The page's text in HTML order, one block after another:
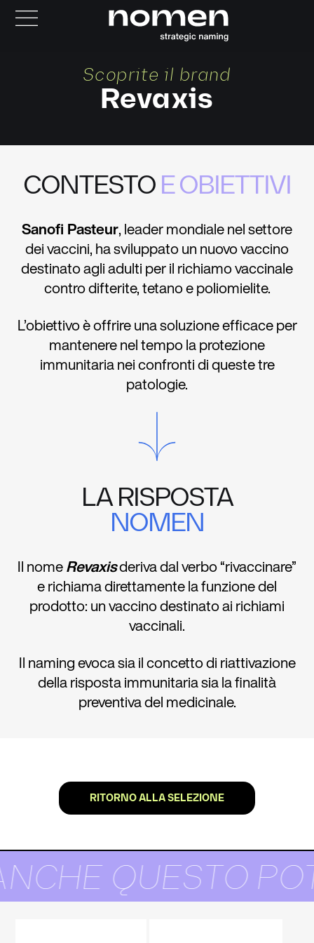
Scoprite il brand
Revaxis
CONTESTO E OBIETTIVI
Sanofi Pasteur, leader mondiale nel settore
dei vaccini, ha sviluppato un nuovo vaccino
destinato agli adulti per il richiamo vaccinale
contro difterite, tetano e poliomielite.
L’obiettivo è offrire una soluzione efficace per
mantenere nel tempo la protezione
immunitaria nei confronti di queste tre
patologie.
LA RISPOSTA
NOMEN
Il nomeRevaxisderiva dal verbo “rivaccinare”
e richiama direttamente la funzione del
prodotto: un vaccino destinato ai richiami
vaccinali.
Il naming evoca sia il concetto di riattivazione
della risposta immunitaria sia la finalità
preventiva del medicinale.
RITORNO ALLA SELEZIONE
QUESTO